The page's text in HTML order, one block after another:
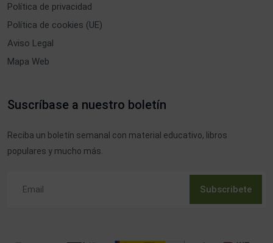
Política de privacidad
Política de cookies (UE)
Aviso Legal
Mapa Web
Suscríbase a nuestro boletín
Reciba un boletín semanal con material educativo, libros
populares y mucho más.
Subscribete